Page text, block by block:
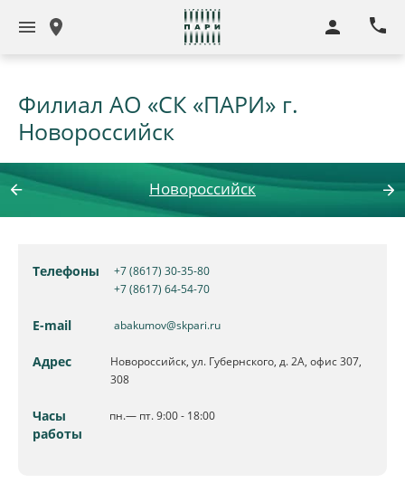
Филиал АО «СК «ПАРИ» г.
Новороссийск
Новороссийск
Телефоны
+7 (8617) 30-35-80
+7 (8617) 64-54-70
E-mail abakumov@skpari.ru
Адрес
Новороссийск, ул. Губернского, д. 2А, офис 307,
308
Часы
работы
пн.— пт. 9:00 - 18:00